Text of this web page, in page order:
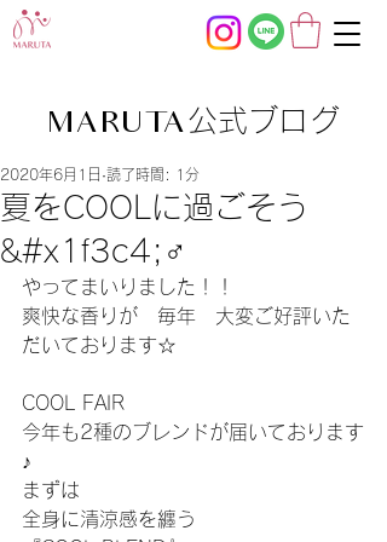
MARUTA公式ブログ
夏をCOOLに過ごそう
&#x1f3c4;‍♂️
2020年6月1日 読了時間: 1分
やってまいりました！！
爽快な香りが　毎年　大変ご好評いた
だいております☆
COOL FAIR
今年も2種のブレンドが届いております
♪
まずは
全身に清涼感を纏う